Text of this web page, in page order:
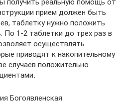
получить реальную помощь от
прием должен быть
таблетку нужно положить
По 1-2 таблетки до трех раз в
осуществлять
приводят к накопительному
случаев положительно
.
Богоявленская